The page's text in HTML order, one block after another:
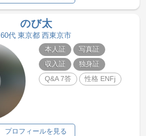
のび太
60代 東京都 西東京市
本人証
写真証
収入証
独身証
Q&A 7答
性格 ENFj
プロフィールを見る